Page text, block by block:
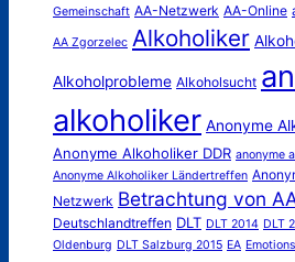
Gemeinschaft AA-Netzwerk AA-Online
AA Zgorzelec Alkoholiker
Alkoholprobleme Alkoholsucht
alkoholiker Anonyme
Anonyme Alkoholiker DDR anonyme
Anonyme Alkoholiker Ländertreffen
Netzwerk Betrachtung von
Deutschlandtreffen DLT DLT 2014 DLT
Oldenburg DLT Salzburg 2015 EA